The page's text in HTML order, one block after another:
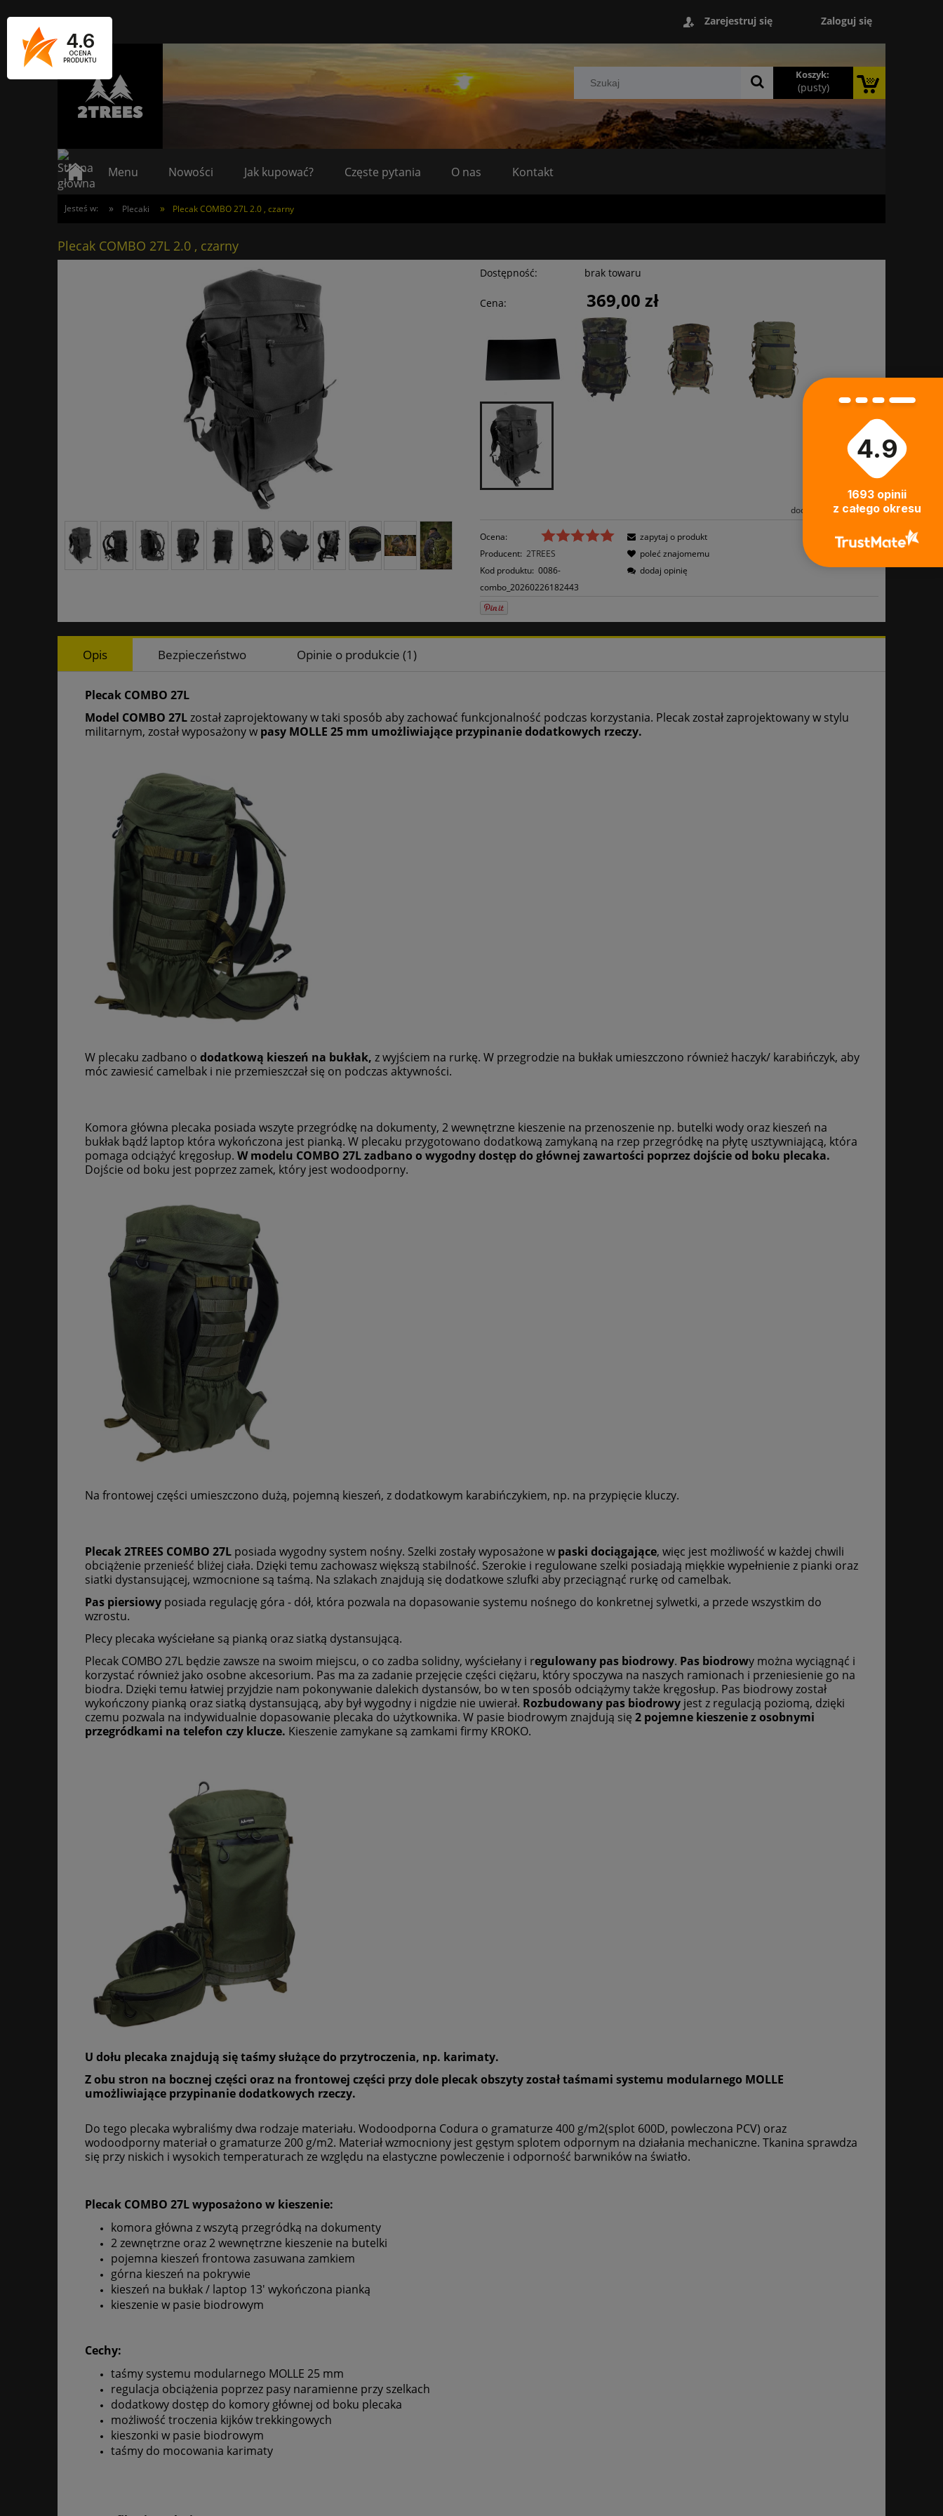
Zarejestruj się Zaloguj się
Koszyk:
(pusty)
Menu Nowości Jak kupować? Częste pytania O nas Kontakt
Jesteś w: » Plecaki » Plecak COMBO 27L 2.0 , czarny
Plecak COMBO 27L 2.0 , czarny
Dostępność: brak towaru
Cena: 369,00 zł
dodaj do przechowalni
Ocena:
Producent: 2TREES
Kod produktu: 0086-
combo_20260226182443
zapytaj o produkt
poleć znajomemu
dodaj opinię
Opis Bezpieczeństwo Opinie o produkcie (1)
Plecak COMBO 27L
Model COMBO 27Lzostał zaprojektowany w taki sposób aby zachować funkcjonalność podczas korzystania. Plecak został zaprojektowany w stylu
militarnym, został wyposażony w pasy MOLLE 25 mm umożliwiające przypinanie dodatkowych rzeczy.
W plecaku zadbano o dodatkową kieszeń na bukłak, z wyjściem na rurkę. W przegrodzie na bukłak umieszczono również haczyk/ karabińczyk, aby
móc zawiesić camelbak i nie przemieszczał się on podczas aktywności.
Komora główna plecaka posiada wszyte przegródkę na dokumenty, 2 wewnętrzne kieszenie na przenoszenie np. butelki wody oraz kieszeń na
bukłak bądź laptop która wykończona jest pianką. W plecaku przygotowano dodatkową zamykaną na rzep przegródkę na płytę usztywniającą, która
pomaga odciążyć kręgosłup. W modelu COMBO 27L zadbano o wygodny dostęp do głównej zawartości poprzez dojście od boku plecaka.
Dojście od boku jest poprzez zamek, który jest wodoodporny.
Na frontowej części umieszczono dużą, pojemną kieszeń, z dodatkowym karabińczykiem, np. na przypięcie kluczy.
Plecak 2TREES COMBO 27L posiada wygodny system nośny. Szelki zostały wyposażone w paski dociągające, więc jest możliwość w każdej chwili
obciążenie przenieść bliżej ciała. Dzięki temu zachowasz większą stabilność. Szerokie i regulowane szelki posiadają miękkie wypełnienie z pianki oraz
siatki dystansującej, wzmocnione są taśmą. Na szlakach znajdują się dodatkowe szlufki aby przeciągnąć rurkę od camelbak.
Pas piersiowy posiada regulację góra - dół, która pozwala na dopasowanie systemu nośnego do konkretnej sylwetki, a przede wszystkim do
wzrostu.
Plecy plecaka wyściełane są pianką oraz siatką dystansującą.
Plecak COMBO 27L będzie zawsze na swoim miejscu, o co zadba solidny, wyściełany i regulowany pas biodrowy. Pas biodrowy można wyciągnąć i
korzystać również jako osobne akcesorium. Pas ma za zadanie przejęcie części ciężaru, który spoczywa na naszych ramionach i przeniesienie go na
biodra. Dzięki temu łatwiej przyjdzie nam pokonywanie dalekich dystansów, bo w ten sposób odciążymy także kręgosłup. Pas biodrowy został
wykończony pianką oraz siatką dystansującą, aby był wygodny i nigdzie nie uwierał. Rozbudowany pas biodrowy jest z regulacją poziomą, dzięki
czemu pozwala na indywidualnie dopasowanie plecaka do użytkownika. W pasie biodrowym znajdują się 2 pojemne kieszenie z osobnymi
przegródkami na telefon czy klucze. Kieszenie zamykane są zamkami firmy KROKO.
U dołu plecaka znajdują się taśmy służące do przytroczenia, np. karimaty.
Z obu stron na bocznej części oraz na frontowej części przy dole plecak obszyty został taśmami systemu modularnego MOLLE
umożliwiające przypinanie dodatkowych rzeczy.
Do tego plecaka wybraliśmy dwa rodzaje materiału. Wodoodporna Codura o gramaturze 400 g/m2(splot 600D, powleczona PCV) oraz
wodoodporny materiał o gramaturze 200 g/m2. Materiał wzmocniony jest gęstym splotem odpornym na działania mechaniczne. Tkanina sprawdza
się przy niskich i wysokich temperaturach ze względu na elastyczne powleczenie i odporność barwników na światło.
Plecak COMBO 27L wyposażono w kieszenie:
komora główna z wszytą przegródką na dokumenty
2 zewnętrzne oraz 2 wewnętrzne kieszenie na butelki
pojemna kieszeń frontowa zasuwana zamkiem
górna kieszeń na pokrywie
kieszeń na bukłak / laptop 13' wykończona pianką
kieszenie w pasie biodrowym
Cechy:
taśmy systemu modularnego MOLLE 25 mm
regulacja obciążenia poprzez pasy naramienne przy szelkach
dodatkowy dostęp do komory głównej od boku plecaka
możliwość troczenia kijków trekkingowych
kieszonki w pasie biodrowym
taśmy do mocowania karimaty
4.9
1693 opinii
z całego okresu
4.6
OCENA
PRODUKTU